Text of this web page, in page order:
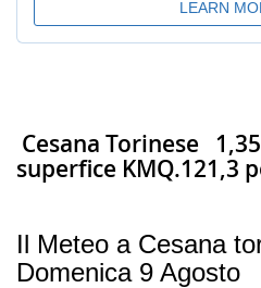
Cesana Torinese
superfice KMQ.121,3
Il Meteo a Cesana
Domenica 9 Agosto